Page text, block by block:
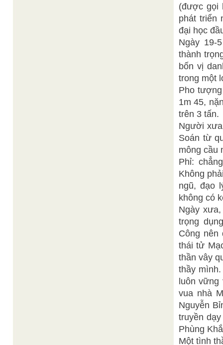
(được gọi
phát triển
đại học
Ngày 19-
thành
bốn vị
trong một
Pho
1m 45,
trên 3 tấn.
Người
Soán từ
mông cầu
Phỉ:
Không
ngũ, đạo
không có
Ngày
trọng
Công nên
thái tử
thần vây
thầy
luôn
vua nhà
Nguyễn
truyền
Phùng
Một tình